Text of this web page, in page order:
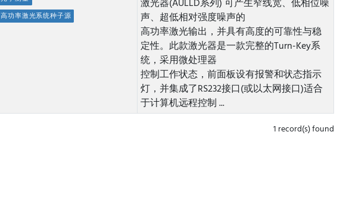
高功率激光系统种子源
激光器(AULLD系列) 可产生窄线宽、低相位噪
声、超低相对强度噪声的
高功率激光输出，并具有高度的可靠性与稳
定性。此款激光器是一款完整的Turn-Key系
统，采用微处理器
控制工作状态，前面板设有报警和状态指示
灯，并集成了RS232接口(或以太网接口)适合
于计算机远程控制 ...
1 record(s) found